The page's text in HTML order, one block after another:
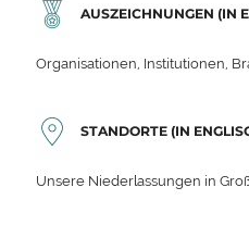
AUSZEICHNUNGEN (IN
Organisationen, Institutionen,
STANDORTE (IN
Unsere Niederlassungen in